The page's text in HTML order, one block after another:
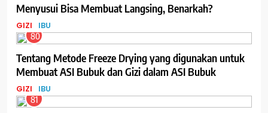
Menyusui Bisa Membuat Langsing, Benarkah?
GIZI IBU
80
Tentang Metode Freeze Drying yang digunakan untuk
Membuat ASI Bubuk dan Gizi dalam ASI Bubuk
GIZI IBU
81